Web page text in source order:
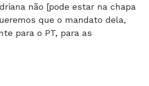
não [pode estar na chapa
que o mandato dela,
para o PT, para as